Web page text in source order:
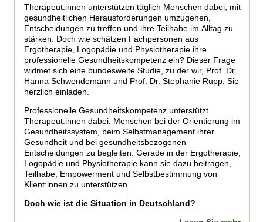
Therapeut:innen unterstützen täglich Menschen dabei, mit
gesundheitlichen Herausforderungen umzugehen,
Entscheidungen zu treffen und ihre Teilhabe im Alltag zu
stärken. Doch wie schätzen Fachpersonen aus
Ergotherapie, Logopädie und Physiotherapie ihre
professionelle Gesundheitskompetenz ein? Dieser Frage
widmet sich eine bundesweite Studie, zu der wir, Prof. Dr.
Hanna Schwendemann und Prof. Dr. Stephanie Rupp, Sie
herzlich einladen.
Professionelle Gesundheitskompetenz unterstützt
Therapeut:innen dabei, Menschen bei der Orientierung im
Gesundheitssystem, beim Selbstmanagement ihrer
Gesundheit und bei gesundheitsbezogenen
Entscheidungen zu begleiten. Gerade in der Ergotherapie,
Logopädie und Physiotherapie kann sie dazu beitragen,
Teilhabe, Empowerment und Selbstbestimmung von
Klient:innen zu unterstützen.
Doch wie ist die Situation in Deutschland?